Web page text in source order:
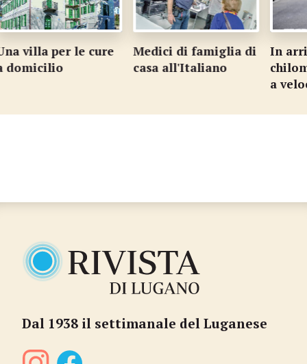
per le cure
Medici di famiglia di
casa all'Italiano
In arrivo 38
chilometri
a velocità
…
Dal 1938 il settimanale del Luganese